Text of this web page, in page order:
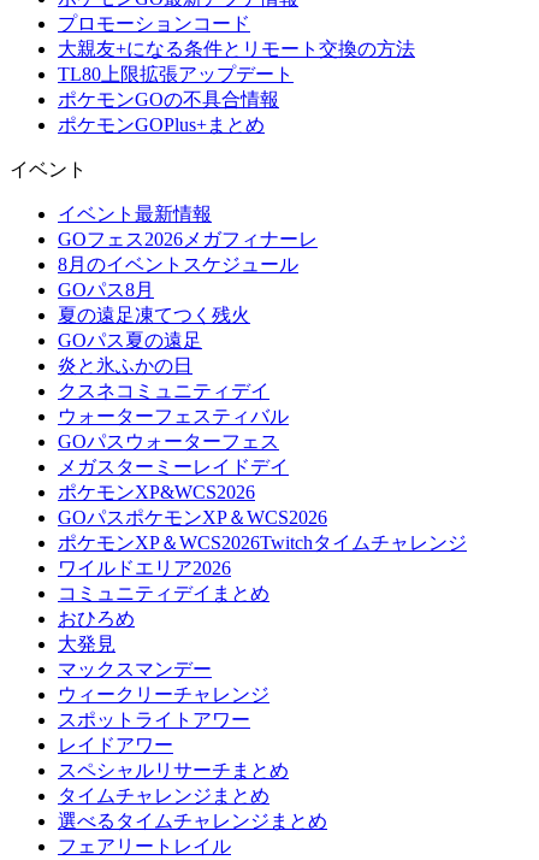
プロモーションコード
大親友+になる条件とリモート交換の方法
TL80上限拡張アップデート
ポケモンGOの不具合情報
ポケモンGOPlus+まとめ
イベント
イベント最新情報
GOフェス2026メガフィナーレ
8月のイベントスケジュール
GOパス8月
夏の遠足凍てつく残火
GOパス夏の遠足
炎と氷ふかの日
クスネコミュニティデイ
ウォーターフェスティバル
GOパスウォーターフェス
メガスターミーレイドデイ
ポケモンXP&WCS2026
GOパスポケモンXP＆WCS2026
ポケモンXP＆WCS2026Twitchタイムチャレンジ
ワイルドエリア2026
コミュニティデイまとめ
おひろめ
大発見
マックスマンデー
ウィークリーチャレンジ
スポットライトアワー
レイドアワー
スペシャルリサーチまとめ
タイムチャレンジまとめ
選べるタイムチャレンジまとめ
フェアリートレイル